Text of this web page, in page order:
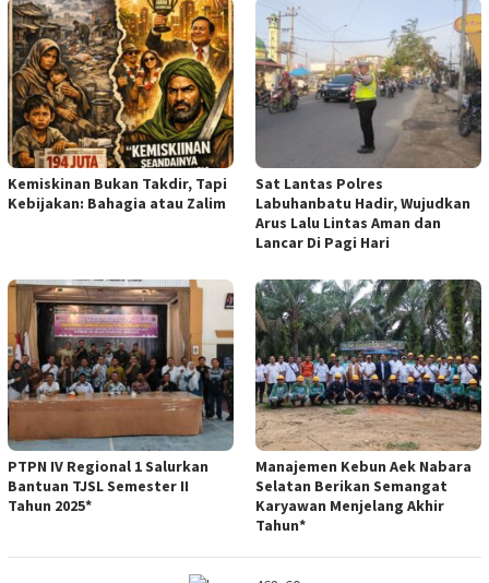
Kemiskinan Bukan Takdir, Tapi
Kebijakan: Bahagia atau Zalim
Sat Lantas Polres
Labuhanbatu Hadir, Wujudkan
Arus Lalu Lintas Aman dan
Lancar Di Pagi Hari
PTPN IV Regional 1 Salurkan
Bantuan TJSL Semester II
Tahun 2025*
Manajemen Kebun Aek Nabara
Selatan Berikan Semangat
Karyawan Menjelang Akhir
Tahun*